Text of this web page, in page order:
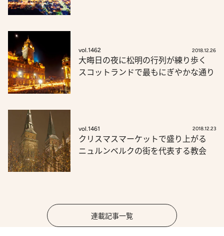
vol.1462 2018.12.26
大晦日の夜に松明の行列が練り歩く
スコットランドで最もにぎやかな通り
vol.1461 2018.12.23
クリスマスマーケットで盛り上がる
ニュルンベルクの街を代表する教会
連載記事一覧